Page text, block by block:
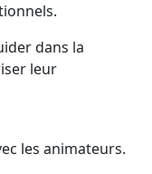
dans la
leur
les animateurs.